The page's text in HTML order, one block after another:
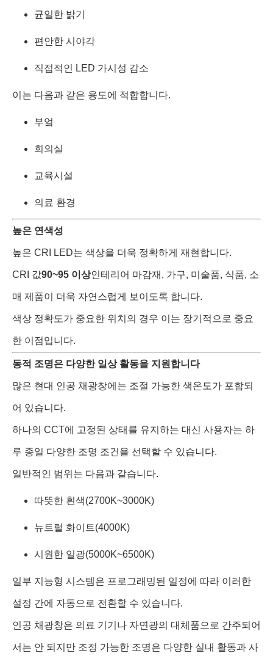
균일한 밝기
편안한 시야각
직접적인 LED 가시성 감소
이는 다음과 같은 용도에 적합합니다.
부엌
회의실
교육시설
의료 환경
높은 연색성
높은 CRI LED는 색상을 더욱 정확하게 재현합니다.
CRI 값90~95 이상인테리어 마감재, 가구, 미술품, 식품, 소
매 제품이 더욱 자연스럽게 보이도록 합니다.
색상 정확도가 중요한 위치의 경우 이는 장기적으로 중요
한 이점입니다.
동적 조명은 다양한 일상 활동을 지원합니다
많은 현대 인공 채광창에는 조절 가능한 색온도가 포함되
어 있습니다.
하나의 CCT에 고정된 상태를 유지하는 대신 사용자는 하
루 종일 다양한 조명 조건을 선택할 수 있습니다.
일반적인 범위는 다음과 같습니다.
따뜻한 흰색(2700K~3000K)
뉴트럴 화이트(4000K)
시원한 일광(5000K~6500K)
일부 지능형 시스템은 프로그래밍된 일정에 따라 이러한
설정 간에 자동으로 전환할 수 있습니다.
인공 채광창은 의료 기기나 자연광의 대체품으로 간주되어
서는 안 되지만 조정 가능한 조명은 다양한 실내 활동과 사